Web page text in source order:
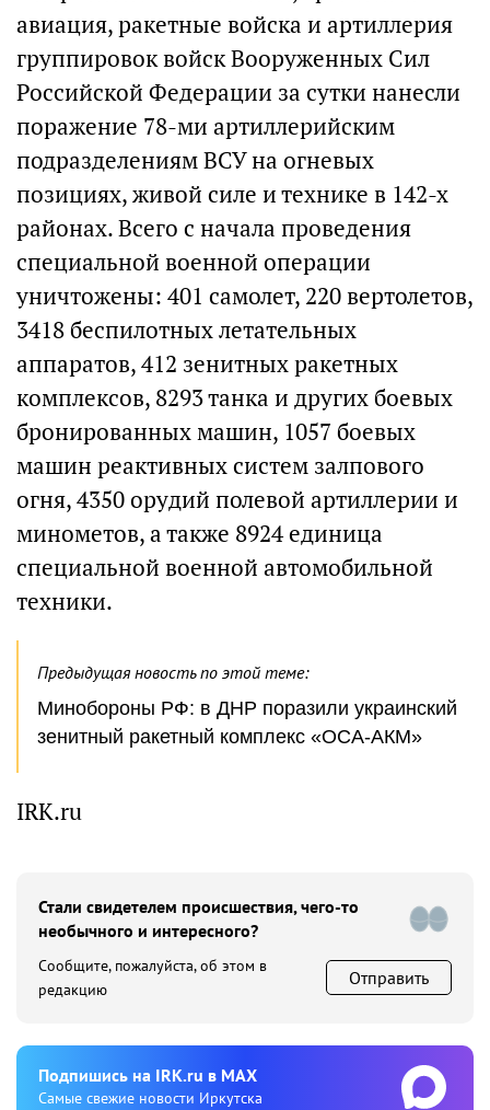
авиация, ракетные войска и артиллерия
группировок войск Вооруженных Сил
Российской Федерации за сутки нанесли
поражение 78-ми артиллерийским
подразделениям ВСУ на огневых
позициях, живой силе и технике в 142-х
районах. Всего с начала проведения
специальной военной операции
уничтожены: 401 самолет, 220 вертолетов,
3418 беспилотных летательных
аппаратов, 412 зенитных ракетных
комплексов, 8293 танка и других боевых
бронированных машин, 1057 боевых
машин реактивных систем залпового
огня, 4350 орудий полевой артиллерии и
минометов, а также 8924 единица
специальной военной автомобильной
техники.
Предыдущая новость по этой теме:
Минобороны РФ: в ДНР поразили украинский
зенитный ракетный комплекс «ОСА-АКМ»
IRK.ru
Стали свидетелем происшествия, чего-то
необычного и интересного?
Сообщите, пожалуйста, об этом в
редакцию
Отправить
Подпишиcь на IRK.ru в MAX
Cамые свежие новости Иркутска